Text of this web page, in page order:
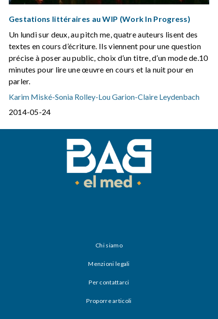
Gestations littéraires au WIP (Work In Progress)
Un lundi sur deux, au pitch me, quatre auteurs lisent des
textes en cours d’écriture. Ils viennent pour une question
précise à poser au public, choix d’un titre, d’un mode de.10
minutes pour lire une œuvre en cours et la nuit pour en
parler.
Karim Miské-Sonia Rolley-Lou Garion-Claire Leydenbach
2014-05-24
Chi siamo
Menzioni legali
Per contattarci
Proporre articoli